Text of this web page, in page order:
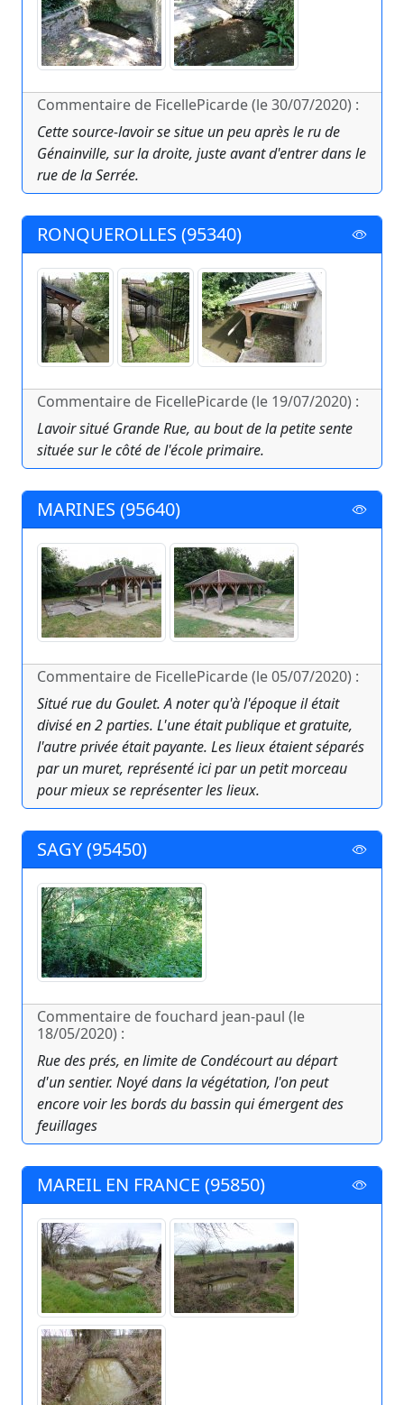
Commentaire de FicellePicarde (le 30/07/2020) :
Cette source-lavoir se situe un peu après le ru de
Génainville, sur la droite, juste avant d'entrer dans le
rue de la Serrée.
RONQUEROLLES (95340)
Commentaire de FicellePicarde (le 19/07/2020) :
Lavoir situé Grande Rue, au bout de la petite sente
située sur le côté de l'école primaire.
MARINES (95640)
Commentaire de FicellePicarde (le 05/07/2020) :
Situé rue du Goulet. A noter qu'à l'époque il était
divisé en 2 parties. L'une était publique et gratuite,
l'autre privée était payante. Les lieux étaient séparés
par un muret, représenté ici par un petit morceau
pour mieux se représenter les lieux.
SAGY (95450)
Commentaire de fouchard jean-paul (le
18/05/2020) :
Rue des prés, en limite de Condécourt au départ
d'un sentier. Noyé dans la végétation, l'on peut
encore voir les bords du bassin qui émergent des
feuillages
MAREIL EN FRANCE (95850)